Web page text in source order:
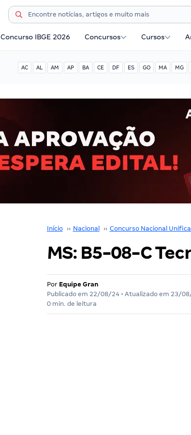
Concurso IBGE 2026 Concursos Cursos
AC AL AM AP BA CE DF ES GO MA MG
Início ›› Nacional ›› Concurso Nacional
MS: B5-08-C
Por Equipe Gran
Publicado em 22/08/24• Atualizado em 23/
0 min. de leitura